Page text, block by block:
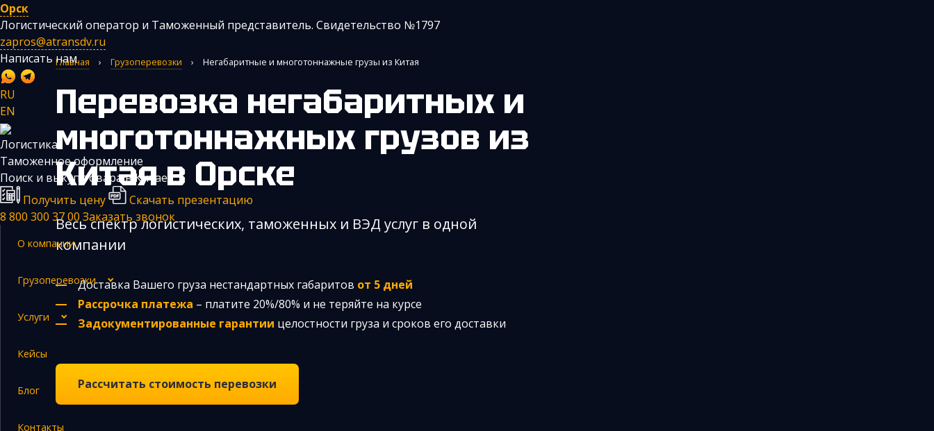
Орск
Логистический оператор и Таможенный представитель. Свидетельство №1797
zapros@atransdv.ru
Написать нам
RU
EN
Логистика
Таможенное оформление
Поиск и выкуп товара в Китае
Получить цену
Скачать презентацию
8 800 300 37 00 Заказать звонок
О компании
Грузоперевозки
Услуги
Кейсы
Блог
Контакты
Перевозки автотранспортом из Китая
Авиаперевозки из Китая
Железнодорожные перевозки из Китая
Контейнерные перевозки из Китая
Морские грузоперевозки из Китая
Негабаритные и многотоннажные грузы из Китая
Сборные грузы из Китая
Поиск поставщика в Китае
Таможенное оформление
Главная › Грузоперевозки › Негабаритные и многотоннажные грузы из Китая
Перевозка негабаритных и
многотоннажных грузов из
Китаяв Орске
Весь спектр логистических, таможенных и ВЭД услуг в одной
компании
Доставка Вашего груза нестандартных габаритов от 5 дней
Рассрочка платежа – платите 20%/80% и не теряйте на курсе
Задокументированные гарантии целостности груза и сроков его доставки
Рассчитать стоимость перевозки